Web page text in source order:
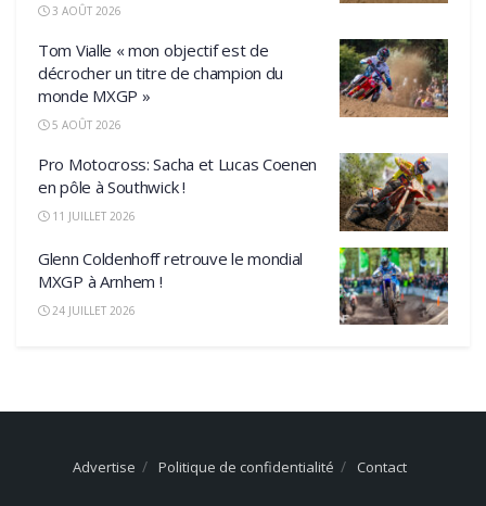
3 AOÛT 2026
Tom Vialle « mon objectif est de
décrocher un titre de champion du
monde MXGP »
5 AOÛT 2026
Pro Motocross: Sacha et Lucas Coenen
en pôle à Southwick !
11 JUILLET 2026
Glenn Coldenhoff retrouve le mondial
MXGP à Arnhem !
24 JUILLET 2026
Advertise Politique de confidentialité Contact